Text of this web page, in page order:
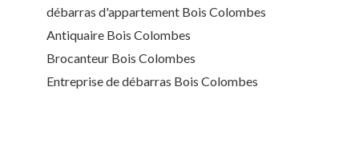
débarras d'appartement Bois Colombes
Antiquaire Bois Colombes
Brocanteur Bois Colombes
Entreprise de débarras Bois Colombes